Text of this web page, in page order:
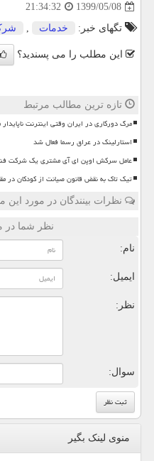
1399/05/08
21:34:32
تگهای خبر:
خدمات ,
این مطلب را می پسندید؟
تازه ترین مطالب مرتبط
مرگ دورکاری در ایران وقتی اینترنت
استارلینک در عراق رسما فعال شد
عامل سرکش اوپن ای آی مشتری یک شرکت
تیک تاک به نقض قانون صیانت از کودکان در
نظرات بینندگان در مورد
نظر شما در
نام:
ایمیل:
نظر:
سوال:
منوی لینک بگیر